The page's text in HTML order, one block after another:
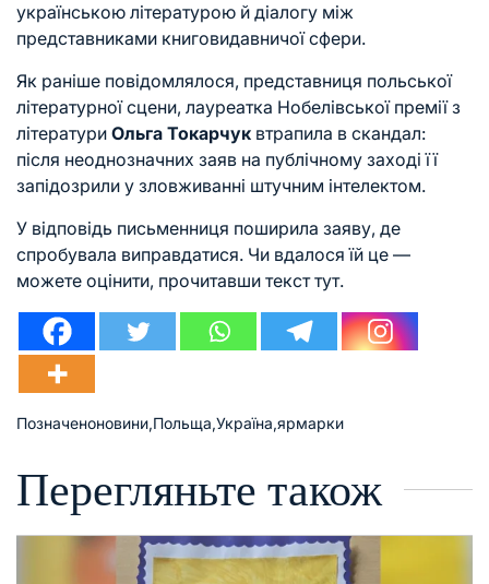
українською літературою й діалогу між
представниками книговидавничої сфери.
Як раніше повідомлялося, представниця польської
літературної сцени, лауреатка Нобелівської премії з
літератури Ольга Токарчук втрапила в скандал:
після неоднозначних заяв на публічному заході її
запідозрили у зловживанні штучним інтелектом.
У відповідь письменниця поширила заяву, де
спробувала виправдатися. Чи вдалося їй це —
можете оцінити, прочитавши текст тут.
Позначеноновини,Польща,Україна,ярмарки
Перегляньте також